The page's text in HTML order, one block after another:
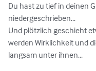
Du hast zu tief in deinen
niedergeschrieben...
Und plötzlich geschieht
werden Wirklichkeit und
langsam unter ihnen...